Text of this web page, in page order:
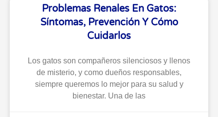
Problemas Renales En Gatos:
Síntomas, Prevención Y Cómo
Cuidarlos
Los gatos son compañeros silenciosos y llenos
de misterio, y como dueños responsables,
siempre queremos lo mejor para su salud y
bienestar. Una de las